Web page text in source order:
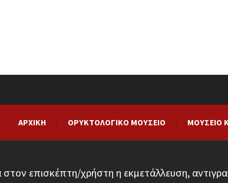
ΑΡΧΙΚΉ ΟΡΥΚΤΟΛΟΓΙΚΌ ΜΟΥΣΕΊΟ ΜΟΥΣΕΊΟ
στον επισκέπτη/χρήστη η εκμετάλλευση,